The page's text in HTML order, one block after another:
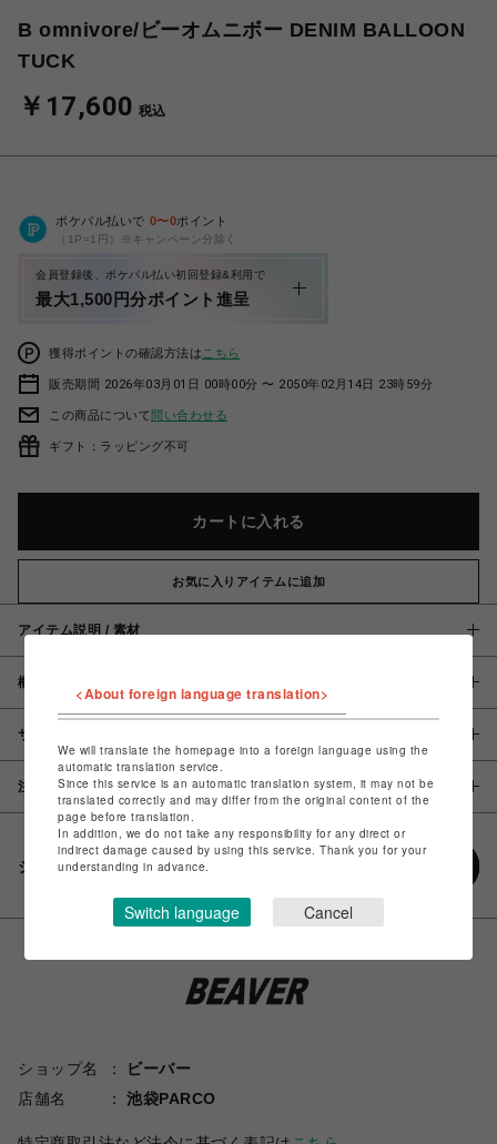
B omnivore/ビーオムニボー DENIM BALLOON
TUCK
￥17,600 税込
ポケパル払いで 0〜0ポイント
（1P=1円）※キャンペーン分除く
会員登録後、ポケパル払い初回登録&利用で
最大1,500円分ポイント進呈
獲得ポイントの確認方法は こちら
販売期間 2026年03月01日 00時00分 〜 2050年02月14日 23時59分
この商品について問い合わせる
ギフト：ラッピング不可
カートに入れる
お気に入りアイテムに追加
アイテム説明 / 素材
概要
サイズ
注意事項
シェアする
ショップ名
ビーバー
店舗名
池袋PARCO
<About foreign language translation>
We will translate the homepage into a foreign language using the
automatic translation service.
Since this service is an automatic translation system, it may not be
translated correctly and may differ from the original content of the
page before translation.
In addition, we do not take any responsibility for any direct or
indirect damage caused by using this service. Thank you for your
understanding in advance.
Switch language Cancel